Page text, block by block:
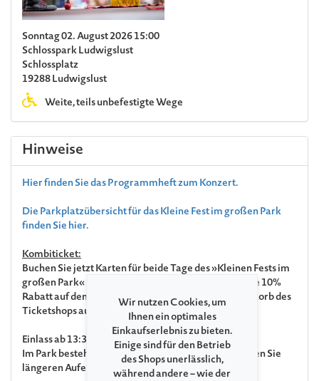
Sonntag 02. August 2026 15:00
Schlosspark Ludwigslust
Schlossplatz
19288 Ludwigslust
Weite, teils unbefestigte Wege
Hinweise
Hier finden Sie das Programmheft zum Konzert.
Die Parkplatzübersicht für das Kleine Fest im großen Park
finden Sie hier.
Kombiticket:
Buchen Sie jetzt Karten für beide Tage des »Kleinen Fests im
großen Park« (Samstag & Sonntag) und erhalten Sie 10%
Rabatt auf den Vollpreis. Der Rabatt wird im Warenkorb des
Ticketshops automatisch gewährt.
Einlass ab 13:30 Uhr
Im Park besteht die Gefahr von Astabbrüchen. Meiden Sie
längeren Aufenthalt unter Baumkronen.
Wir nutzen Cookies, um
Ihnen ein optimales
Einkaufserlebnis zu bieten.
Einige sind für den Betrieb
des Shops unerlässlich,
während andere – wie der